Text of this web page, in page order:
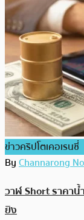
ข่าวคริปโตเคอเรนซี่
ByChannarong
วาฬ Short ราคา
ยิง